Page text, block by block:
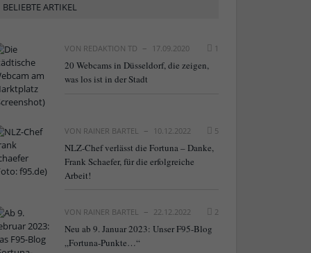
BELIEBTE ARTIKEL
VON REDAKTION TD 17.09.2020 1
20 Webcams in Düsseldorf, die zeigen,
was los ist in der Stadt
VON RAINER BARTEL 10.12.2022 5
NLZ-Chef verlässt die Fortuna – Danke,
Frank Schaefer, für die erfolgreiche
Arbeit!
VON RAINER BARTEL 22.12.2022 2
Neu ab 9. Januar 2023: Unser F95-Blog
„Fortuna-Punkte…“